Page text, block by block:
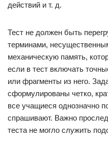
действий и т. д.
Тест не должен быть
терминами,
механическую память,
если в тест включать
или фрагменты из него.
сформулированы четко,
все учащиеся однозначно
спрашивают. Важно
теста не могло служить